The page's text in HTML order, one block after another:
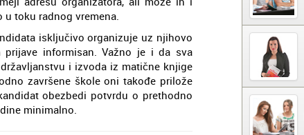
toku radnog vremena.
isključivo organizuje uz njihovo
informisan. Važno je i da sva
i izvoda iz matične knjige
završene škole oni takođe prilože
obezbedi potvrdu o prethodno
minimalno.